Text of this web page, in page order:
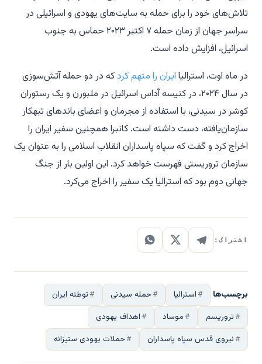
تلاش‌های خود را برای حمله به سایت‌های یهودی و اسرائیلی در
سراسر جهان از زمان حمله ۷ اکتبر ۲۰۲۳ حماس به جنوب
اسرائیل، افزایش داده است.
در ماه اوت، استرالیا ایران را متهم کردکه در دو حمله آتش‌سوزی
در سال ۲۰۲۴، در کنیسه آداس اسرائیل در ملبورن و یک رستوران
کوشر در سیدنی، با استفاده از مجرمان و اعضای باندهای تبهکار
سازمان‌یافته، دست داشته است. کانبرا همچنین سفیر ایران را
اخراج کرد و گفت که سپاه پاسداران انقلاب اسلامی را به عنوان یک
سازمان تروریستی فهرست خواهد کرد. این اولین بار از جنگ
جهانی دوم بود که استرالیا یک سفیر را اخراج می‌کرد.
اشتراک:
برچسب‌ها استرالیا حمله سیدنی
توطئه ایران
تروریسم
موساد
اهداف یهودی
نیروی قدس سپاه پاسداران
حملات یهودی ستیزانه